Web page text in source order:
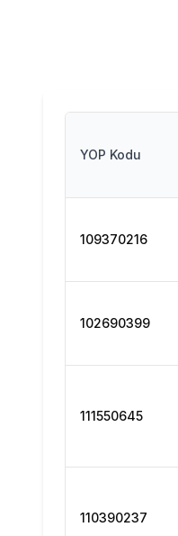
YOP Kodu
109370216
102690399
111550645
110390237